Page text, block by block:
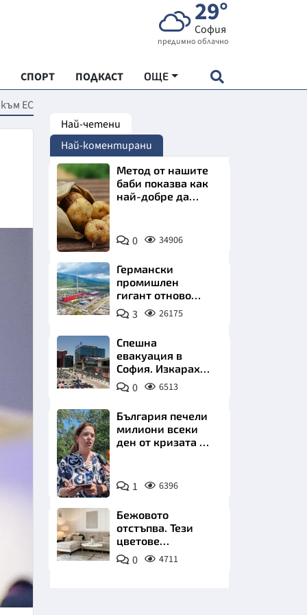
29°
София
предимно облачно
СПОРТ ПОДКАСТ ОЩЕ
"ЧУДЕСАТА НА БЪЛГАРИЯ"
ХРАНА
ИКОНОМИКА
ЕС
Най-четени
Най-коментирани
Снимка:
Пиксабей
Метод от нашите
баби показва как
най-добре да
0 34906
Германски
промишлен
гигант отново
позлатява наш
град
3 26175
Спешна
евакуация в
София. Изкараха
хиляди на
улицата
0 6513
Снимка:
БТА
България печели
милиони всеки
ден от кризата по
1 6396
Бежовото
отстъпва. Тези
цветове
превземат
всекидневната
0 4711